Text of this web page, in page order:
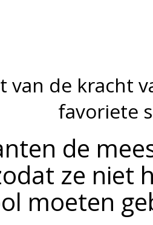
van de kracht
favoriete
de
ze niet
moeten